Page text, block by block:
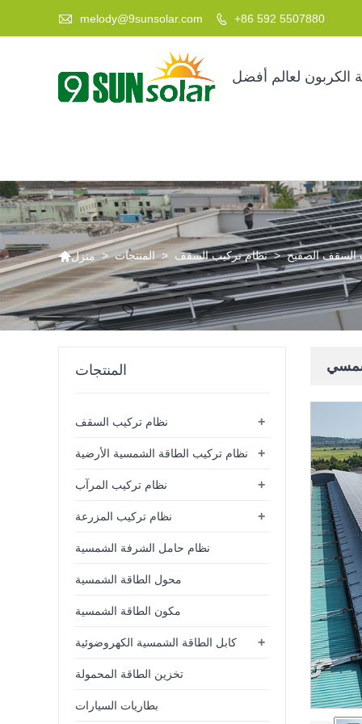
 melody@9sunsolar.com  +86 592 5507880
الكربون لعالم أفضل
منزل > المنتجات > نظام تركيب السقف > السقف الصفيح
المنتجات
+ نظام تركيب السقف
+ نظام تركيب الطاقة الشمسية الأرضية
+ نظام تركيب المرآب
+ نظام تركيب المزرعة
نظام حامل الشرفة الشمسية
محول الطاقة الشمسية
مكون الطاقة الشمسية
+ كابل الطاقة الشمسية الكهروضوئية
تخزين الطاقة المحمولة
بطاريات السيارات